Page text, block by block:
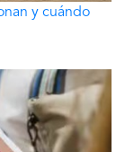
y cuándo